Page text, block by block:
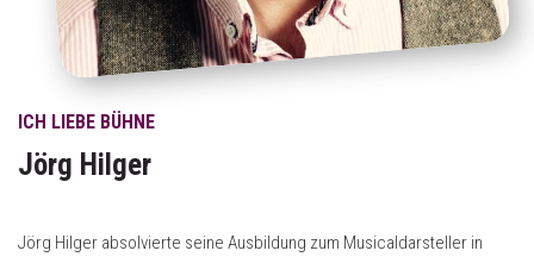
ICH LIEBE BÜHNE
Jörg Hilger
Jörg Hilger absolvierte seine Ausbildung zum Musicaldarsteller in